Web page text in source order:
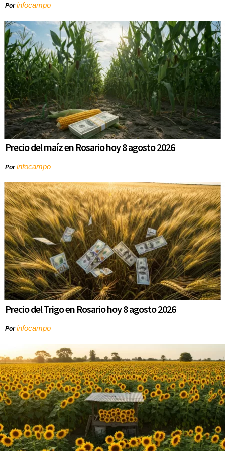
Porinfocampo
Precio del maíz en Rosario hoy 8 agosto 2026
Porinfocampo
Precio del Trigo en Rosario hoy 8 agosto 2026
Porinfocampo